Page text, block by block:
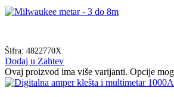
Šifra: 4822770X
Dodaj u Zahtev
Ovaj proizvod ima više varijanti. Opcije